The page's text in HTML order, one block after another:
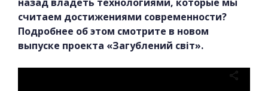
считаем достижениями современности?
Подробнее об этом смотрите в новом
выпуске проекта «Загублений світ».